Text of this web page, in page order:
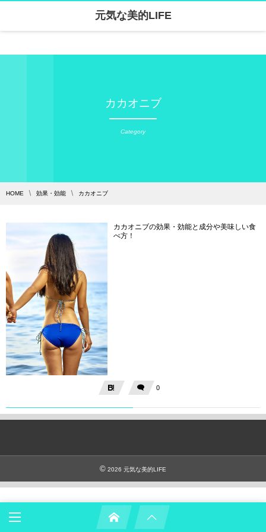
元気な美的LIFE
カカオニブ
Category
HOME 効果・効能 カカオニブ
カカオニブの効果・効能と成分や美味しい食
べ方！
0
© 2026 元気な美的LIFE